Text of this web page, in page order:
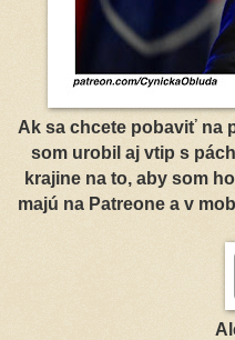
Ak sa chcete pobaviť na
som urobil aj vtip s
krajine na to, aby som
majú na Patreone a v